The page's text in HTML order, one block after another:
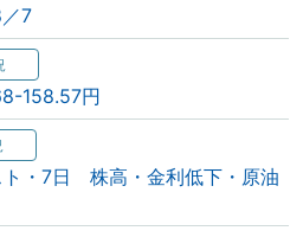
7
158.57円
ト・7日 株高・金利低下・原油